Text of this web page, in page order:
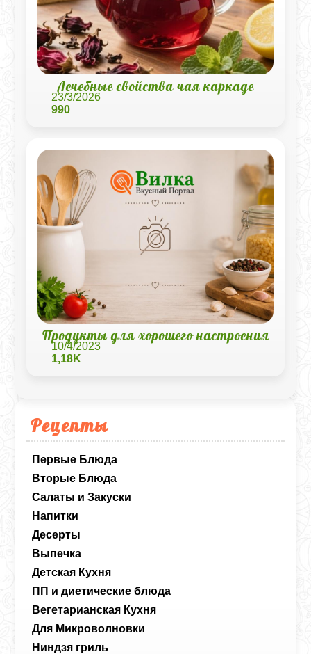
Рецепты
Первые Блюда
Вторые Блюда
Салаты и Закуски
Напитки
Десерты
Выпечка
Детская Кухня
ПП и диетические блюда
Вегетарианская Кухня
Для Микроволновки
Ниндзя гриль
Лечебные свойства чая каркаде
23/3/2026
990
Продукты для хорошего настроения
10/4/2023
1,18K